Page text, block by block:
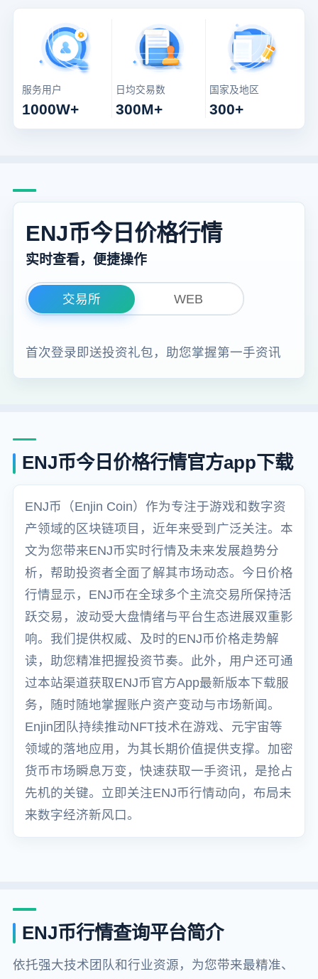
服务用户
1000W+
日均交易数
300M+
国家及地区
300+
ENJ币今日价格行情
实时查看，便捷操作
交易所 WEB
首次登录即送投资礼包，助您掌握第一手资讯
ENJ币今日价格行情官方app下载
ENJ币（Enjin Coin）作为专注于游戏和数字资
产领域的区块链项目，近年来受到广泛关注。本
文为您带来ENJ币实时行情及未来发展趋势分
析，帮助投资者全面了解其市场动态。今日价格
行情显示，ENJ币在全球多个主流交易所保持活
跃交易，波动受大盘情绪与平台生态进展双重影
响。我们提供权威、及时的ENJ币价格走势解
读，助您精准把握投资节奏。此外，用户还可通
过本站渠道获取ENJ币官方App最新版本下载服
务，随时随地掌握账户资产变动与市场新闻。
Enjin团队持续推动NFT技术在游戏、元宇宙等
领域的落地应用，为其长期价值提供支撑。加密
货币市场瞬息万变，快速获取一手资讯，是抢占
先机的关键。立即关注ENJ币行情动向，布局未
来数字经济新风口。
ENJ币行情查询平台简介
依托强大技术团队和行业资源，为您带来最精准、